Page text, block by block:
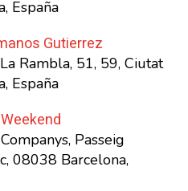
España
Gutierrez
Rambla, 51, 59, Ciutat
España
Passeig
08038 Barcelona,